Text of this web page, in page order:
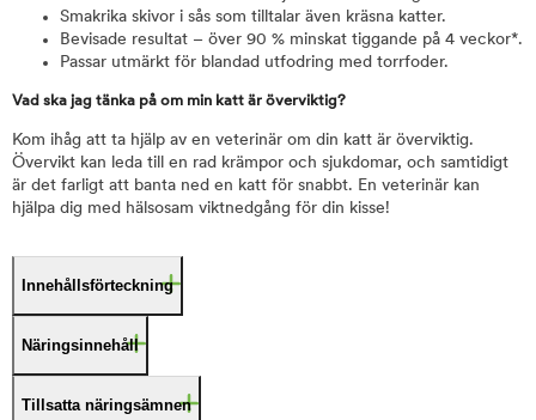
Smakrika skivor i sås som tilltalar även kräsna katter.
Bevisade resultat – över 90 % minskat tiggande på 4 veckor*.
Passar utmärkt för blandad utfodring med torrfoder.
Vad ska jag tänka på om min katt är överviktig?
Kom ihåg att ta hjälp av en veterinär om din katt är överviktig.
Övervikt kan leda till en rad krämpor och sjukdomar, och samtidigt
är det farligt att banta ned en katt för snabbt. En veterinär kan
hjälpa dig med hälsosam viktnedgång för din kisse!
Innehållsförteckning
Näringsinnehåll
Tillsatta näringsämnen